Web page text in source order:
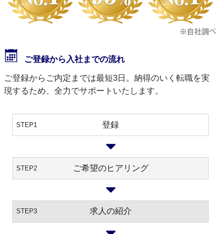
ご登録から入社までの流れ
ご登録からご内定までは最短3日。納得のいく転職を実
現するため、全力でサポートいたします。
STEP1 登録
STEP2 ご希望のヒアリング
STEP3 求人の紹介